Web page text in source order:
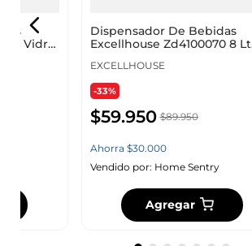
Lt Vidrio
Dispensador De Bebidas
Excellhouse Zd4100070 8 Lt
EXCELLHOUSE
-33%
$59.950 $89.950
Ahorra $30.000
Vendido por: Home Sentry
Agregar